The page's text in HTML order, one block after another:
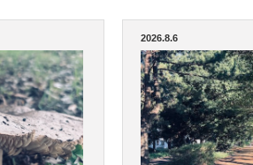
2026.8.6